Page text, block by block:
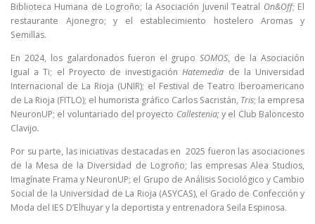
Biblioteca Humana de Logroño; la Asociación Juvenil Teatral On&Off; El
restaurante Ajonegro; y el establecimiento hostelero Aromas y
Semillas.
En 2024, los galardonados fueron el grupoSOMOS, de la Asociación
Igual a Ti; el Proyecto de investigaciónHatemedia de la Universidad
Internacional de La Rioja (UNIR); el Festival de Teatro Iberoamericano
de La Rioja (FITLO); el humorista gráfico Carlos Sacristán, Tris; la empresa
NeuronUP; el voluntariado del proyecto Callestenia;y el Club Baloncesto
Clavijo.
Por su parte, las iniciativas destacadas en 2025 fueron las asociaciones
de la Mesa de la Diversidad de Logroño; las empresas Alea Studios,
Imagínate Frama y NeuronUP; el Grupo de Análisis Sociológico y Cambio
Social de la Universidad de La Rioja (ASYCAS), el Grado de Confección y
Moda del IES D’Elhuyar y la deportista y entrenadora Seila Espinosa.